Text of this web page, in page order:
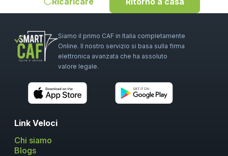
Siamo il primo CAF in Italia completamente
Online. Il nostro servizio si basa sulla firma
elettronica avanzata che ha assoluto
valore legale.
Link Veloci
Chi siamo
Blogs